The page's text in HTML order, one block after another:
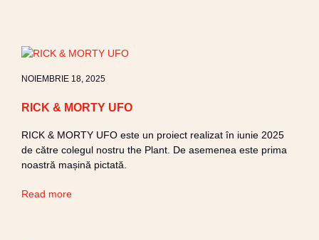
NOIEMBRIE 18, 2025
RICK & MORTY UFO
RICK & MORTY UFO este un proiect realizat în iunie 2025
de către colegul nostru the Plant. De asemenea este prima
noastră mașină pictată.​
Read more